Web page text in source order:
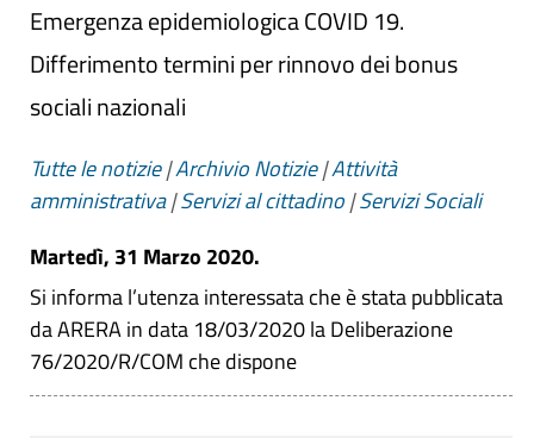
Emergenza epidemiologica COVID 19.
Differimento termini per rinnovo dei bonus
sociali nazionali
Tutte le notizie|Archivio Notizie|Attività
amministrativa|Servizi al cittadino|Servizi Sociali
Martedì, 31 Marzo 2020.
Si informa l’utenza interessata che è stata pubblicata
da ARERA in data 18/03/2020 la Deliberazione
76/2020/R/COM che dispone